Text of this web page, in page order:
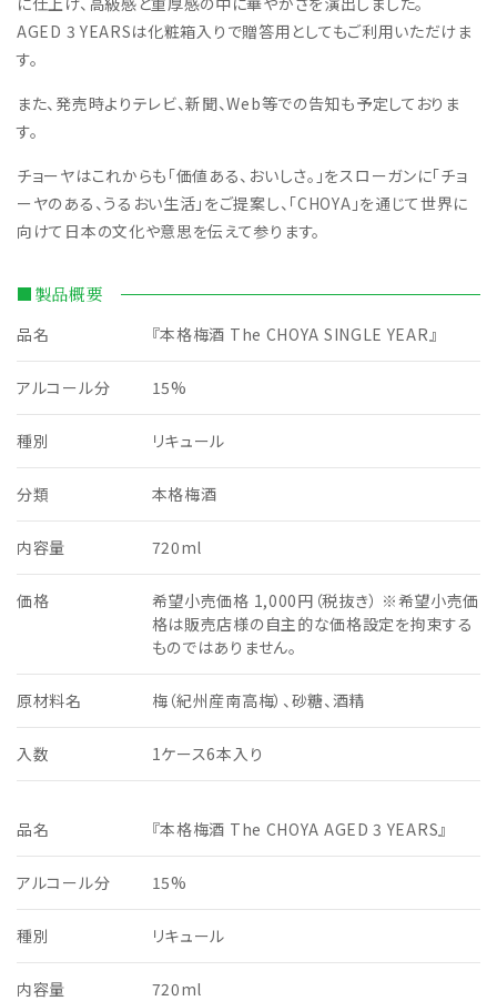
AGED 3 YEARSは化粧箱入りで贈答用としてもご利用いただけま
す。
また、発売時よりテレビ、新聞、Web等での告知も予定しておりま
す。
チョーヤはこれからも「価値ある、おいしさ。」をスローガンに「チョ
ーヤのある、うるおい生活」をご提案し、「CHOYA」を通じて世界に
向けて日本の文化や意思を伝えて参ります。
■製品概要
品名 『本格梅酒 The CHOYA SINGLE YEAR』
アルコール分 15%
種別 リキュール
分類 本格梅酒
内容量 720ml
価格
希望小売価格 1,000円（税抜き） ※希望小売価
格は販売店様の自主的な価格設定を拘束する
ものではありません。
原材料名 梅（紀州産南高梅）、砂糖、酒精
入数 1ケース6本入り
品名 『本格梅酒 The CHOYA AGED 3 YEARS』
アルコール分 15%
種別 リキュール
内容量 720ml